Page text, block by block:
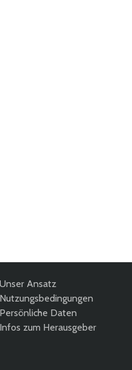
Unser Ansatz
Nutzungsbedingungen
Persönliche Daten
Infos zum Herausgeber